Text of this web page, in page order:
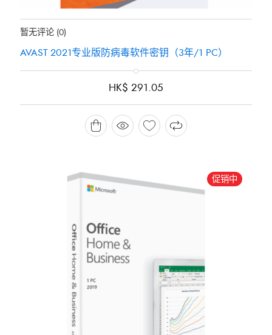
地位：有存货
暂无评论 (0)
AVAST 2021专业版防病毒软件密钥（3年/1 PC）
HK$ 291.05
促销中